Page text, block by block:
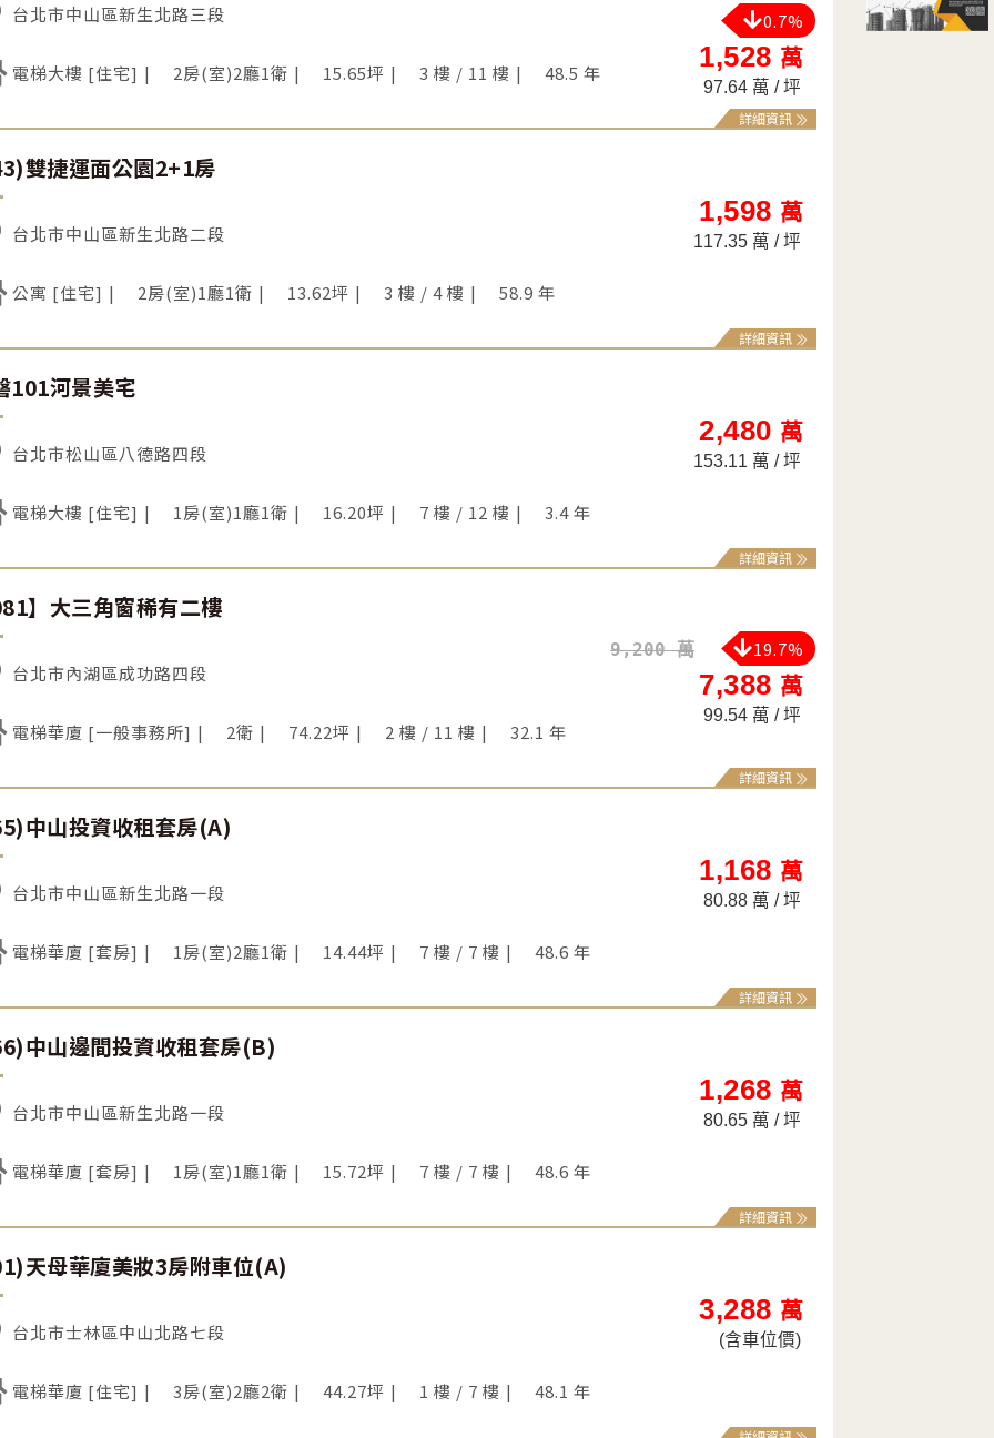
台北市中山區新生北路三段
電梯大樓 [住宅] 2房(室)2廳1衛 15.65坪 3 樓 / 11 樓 48.5 年
0.7%
1,528 萬
97.64 萬 / 坪
詳細資訊
雙捷運面公園2+1房
台北市中山區新生北路二段
公寓 [住宅] 2房(室)1廳1衛 13.62坪 3 樓 / 4 樓 58.9 年
1,598 萬
117.35 萬 / 坪
詳細資訊
101河景美宅
台北市松山區八德路四段
電梯大樓 [住宅] 1房(室)1廳1衛 16.20坪 7 樓 / 12 樓 3.4 年
2,480 萬
153.11 萬 / 坪
詳細資訊
】大三角窗稀有二樓
台北市內湖區成功路四段
電梯華廈 [一般事務所] 2衛 74.22坪 2 樓 / 11 樓 32.1 年
9,200 萬 19.7%
7,388 萬
99.54 萬 / 坪
詳細資訊
中山投資收租套房(A)
台北市中山區新生北路一段
電梯華廈 [套房] 1房(室)2廳1衛 14.44坪 7 樓 / 7 樓 48.6 年
1,168 萬
80.88 萬 / 坪
詳細資訊
中山邊間投資收租套房(B)
台北市中山區新生北路一段
電梯華廈 [套房] 1房(室)1廳1衛 15.72坪 7 樓 / 7 樓 48.6 年
1,268 萬
80.65 萬 / 坪
詳細資訊
天母華廈美妝3房附車位(A)
台北市士林區中山北路七段
電梯華廈 [住宅] 3房(室)2廳2衛 44.27坪 1 樓 / 7 樓 48.1 年
3,288 萬
(含車位價)